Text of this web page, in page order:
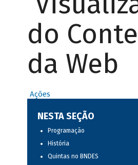
do
da Web
Ações
NESTA SEÇÃO
Programação
História
Quintas no BNDES